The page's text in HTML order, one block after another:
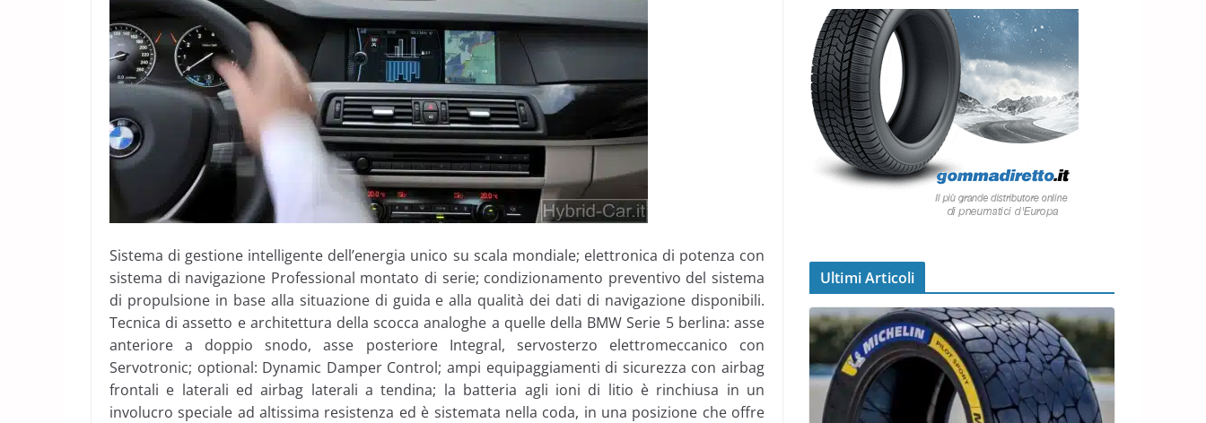
Sistema di gestione intelligente dell’energia unico su scala mondiale; elettronica di potenza con
sistema di navigazione Professional montato di serie; condizionamento preventivo del sistema
di propulsione in base alla situazione di guida e alla qualità dei dati di navigazione disponibili.
Tecnica di assetto e architettura della scocca analoghe a quelle della BMW Serie 5 berlina: asse
anteriore a doppio snodo, asse posteriore Integral, servosterzo elettromeccanico con
Servotronic; optional: Dynamic Damper Control; ampi equipaggiamenti di sicurezza con airbag
frontali e laterali ed airbag laterali a tendina; la batteria agli ioni di litio è rinchiusa in un
involucro speciale ad altissima resistenza ed è sistemata nella coda, in una posizione che offre
Ultimi Articoli